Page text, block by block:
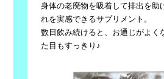
身体の老廃物を吸着して排出を助
れを実感できるサプリメント。
数日飲み続けると、お通じがよく
た目もすっきり♪